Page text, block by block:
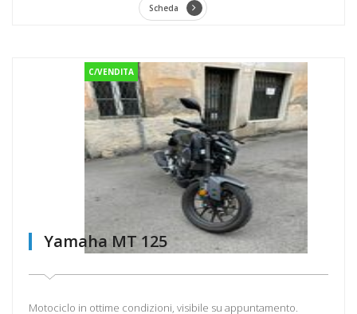
Scheda
C/VENDITA
Yamaha MT 125
Motociclo in ottime condizioni, visibile su appuntamento.